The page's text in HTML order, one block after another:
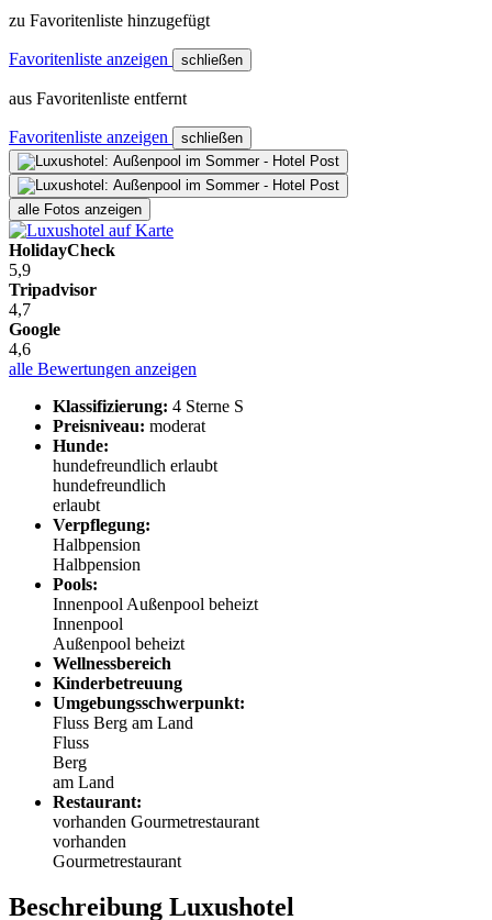
zu Favoritenliste hinzugefügt
Favoritenliste anzeigen schließen
aus Favoritenliste entfernt
Favoritenliste anzeigen schließen
alle Fotos anzeigen
HolidayCheck
5,9
Tripadvisor
4,7
Google
4,6
alle Bewertungen anzeigen
Klassifizierung: 4 Sterne S
Preisniveau: moderat
Hunde:
hundefreundlich erlaubt
hundefreundlich
erlaubt
Verpflegung:
Halbpension
Halbpension
Pools:
Innenpool Außenpool beheizt
Innenpool
Außenpool beheizt
Wellnessbereich
Kinderbetreuung
Umgebungsschwerpunkt:
Fluss Berg am Land
Fluss
Berg
am Land
Restaurant:
vorhanden Gourmetrestaurant
vorhanden
Gourmetrestaurant
Beschreibung Luxushotel